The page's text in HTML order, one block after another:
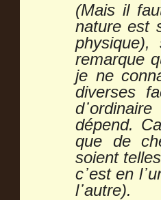
(Mais il
nature est
remarque
je ne
diverses
d᾿
dépend.
que de
soient
c᾿est en l᾿
l᾿autre).